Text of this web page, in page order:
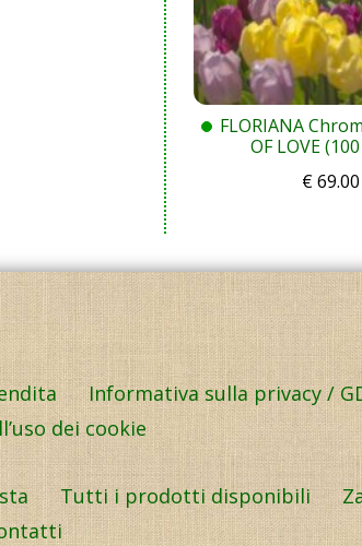
FLORIANA
OF LOVE
€69.00
Informativa sulla privacy /
dei cookie
Tutti i prodotti disponibili